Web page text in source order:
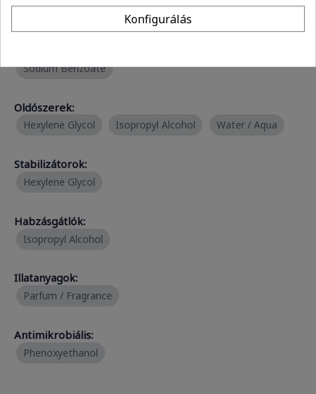
Sodium Benzoate
Oldószerek:
Hexylene Glycol Isopropyl Alcohol Water / Aqua
Stabilizátorok:
Hexylene Glycol
Habzásgátlók:
Isopropyl Alcohol
Illatanyagok:
Parfum / Fragrance
Antimikrobiális:
Phenoxyethanol
Konfigurálás